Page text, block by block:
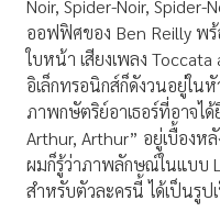
Noir, Spider-Noir, Spider-
ออฟฟิศของ Ben Reilly พร้
ใบหน้า เสียงเพลง
อิเล็กทรอนิกส์ก็ดังวนอยู่ใน
ภาพกษัตริย์อาเธอร์ที่อาจไ
Arthur, Arthur” อยู่เบื้องห
ผมก็รู้ว่าภาพลักษณ์ในแบบ
สำหรับตัวละครนี้ ได้เป็นรู